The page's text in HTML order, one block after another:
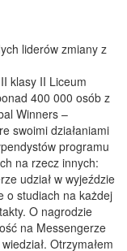
liderów zmiany z
klasy II Liceum
400 000 osób z
Winners –
swoimi działaniami
programu
na rzecz innych:
udział w wyjeździe
o studiach na każdej
O nagrodzie
na Messengerze
Otrzymałem